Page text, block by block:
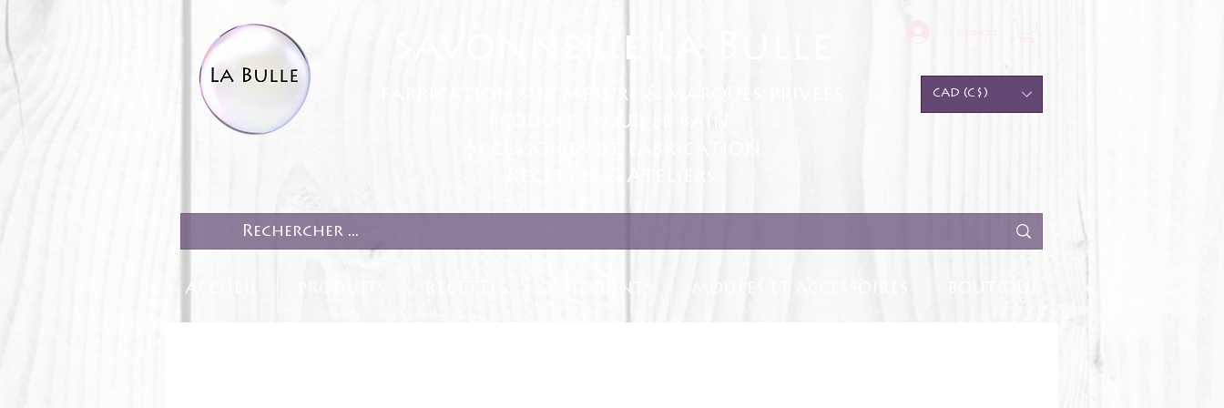
Savonnerie La Bulle
fabrication sur mesure & marques privées
Produits pour le bain
Recettes & Ateliers
CAD (C$)
ACCUEIL COLORANTS